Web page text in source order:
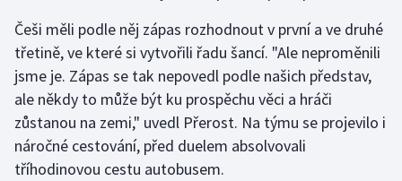
Gymnastika
Házená
Jezdectví
Judo
Češi měli podle něj zápas rozhodnout v první a ve druhé
třetině, ve které si vytvořili řadu šancí. "Ale neproměnili
jsme je. Zápas se tak nepovedl podle našich představ,
ale někdy to může být ku prospěchu věci a hráči
zůstanou na zemi," uvedl Přerost. Na týmu se projevilo i
náročné cestování, před duelem absolvovali
tříhodinovou cestu autobusem.